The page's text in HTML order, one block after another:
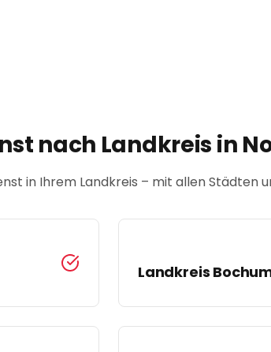
nach Landkreis in
in Ihrem Landkreis – mit allen Städten
Landkreis